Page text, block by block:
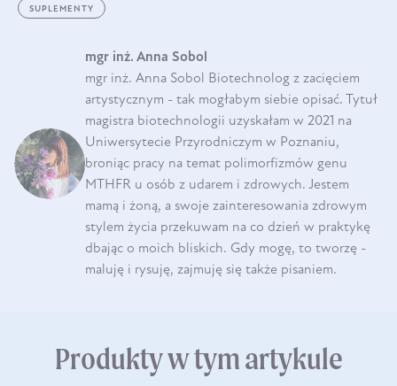
SUPLEMENTY
mgr inż. Anna Sobol
mgr inż. Anna Sobol Biotechnolog z zacięciem
artystycznym - tak mogłabym siebie opisać. Tytuł
magistra biotechnologii uzyskałam w 2021 na
Uniwersytecie Przyrodniczym w Poznaniu,
broniąc pracy na temat polimorfizmów genu
MTHFR u osób z udarem i zdrowych. Jestem
mamą i żoną, a swoje zainteresowania zdrowym
stylem życia przekuwam na co dzień w praktykę
dbając o moich bliskich. Gdy mogę, to tworzę -
maluję i rysuję, zajmuję się także pisaniem.
Produkty w tym artykule